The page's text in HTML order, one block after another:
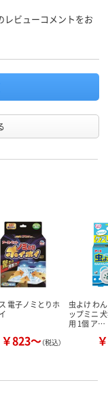
レビューコメントをお
電子ノミとりホ
￥823～（税込）
虫よけ わ
ップミニ
用 1個 ア…